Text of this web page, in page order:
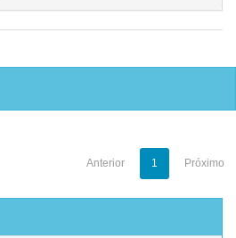
Anterior 1 Próximo